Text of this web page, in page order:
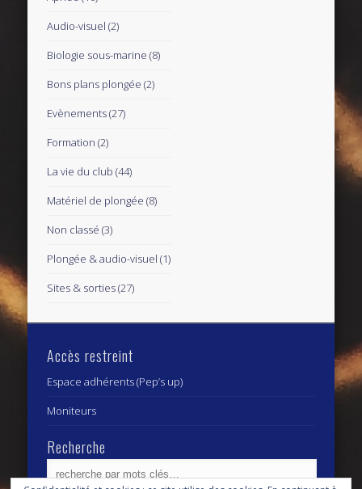
Audio-visuel (2)
Biologie sous-marine (8)
Bons plans plongée (2)
Evènements(27)
Formation (2)
La vie du club (44)
Matériel de plongée (8)
Non classé (3)
Plongée & audio-visuel (1)
Sites & sorties(27)
Accès restreint
Espace adhérents (Pep’s up)
Moniteurs
Recherche